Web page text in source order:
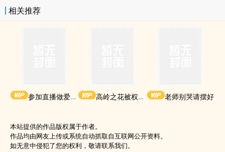
相关推荐
参加直播做爱综艺后我火了(NPH) 高岭之花被权贵轮了后 老师别哭请摆好
本站提供的作品版权属于作者。
作品均由网友上传或系统自动抓取自互联网公开资料。
如无意中侵犯了您的权利，敬请联系我们。